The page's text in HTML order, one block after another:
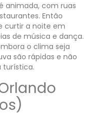
animada, com ruas
Então
curtir a noite em
de música e dança.
o clima seja
são rápidas e não
turística.